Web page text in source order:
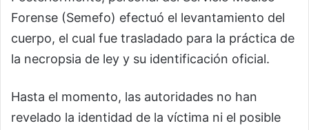
Forense (Semefo) efectuó el levantamiento del
cuerpo, el cual fue trasladado para la práctica de
la necropsia de ley y su identificación oficial.
Hasta el momento, las autoridades no han
revelado la identidad de la víctima ni el posible